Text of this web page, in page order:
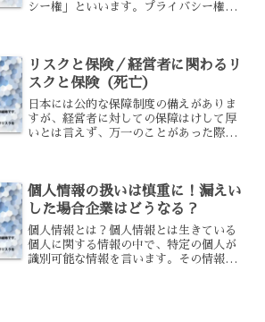
シー権」といいます。プライバシー権は
損害賠償などの対象です...
リスクと保険／経営者に関わるリ
スクと保険（死亡）
日本には公的な保障制度の備えがありま
すが、経営者に対しての保障はけして厚
いとは言えず、万一のことがあった際に
上の相続税が発生するケー...
個人情報の扱いは慎重に！漏えい
した場合企業はどうなる？
個人情報とは？個人情報とは生きている
個人に関する情報の中で、特定の個人が
識別可能な情報を言います。その情報だ